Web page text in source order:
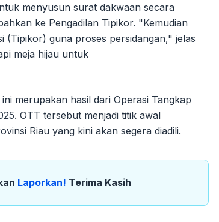
menyusun surat dakwaan secara
ke Pengadilan Tipikor. "Kemudian
(Tipikor) guna proses persidangan," jelas
meja hijau untuk
merupakan hasil dari Operasi Tangkap
OTT tersebut menjadi titik awal
Riau yang kini akan segera diadili.
Laporkan! Terima Kasih